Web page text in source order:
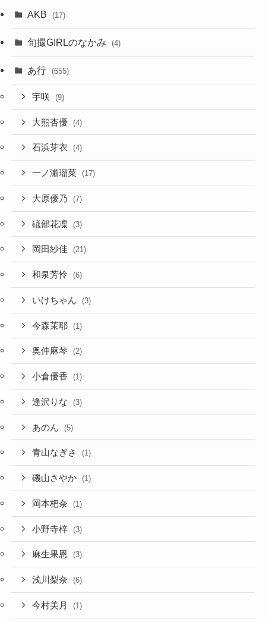
AKB (17)
旬撮GIRLのなかみ (4)
あ行 (655)
宇咲 (9)
大熊杏優 (4)
石浜芽衣 (4)
一ノ瀬瑠菜 (17)
大原優乃 (7)
礒部花凜 (3)
岡田紗佳 (21)
和泉芳怜 (6)
いけちゃん (3)
今森茉耶 (1)
奥仲麻琴 (2)
小倉優香 (1)
逢沢りな (3)
あのん (5)
青山なぎさ (1)
磯山さやか (1)
岡本杷奈 (1)
小野寺梓 (3)
麻生果恩 (3)
浅川梨奈 (6)
今村美月 (1)